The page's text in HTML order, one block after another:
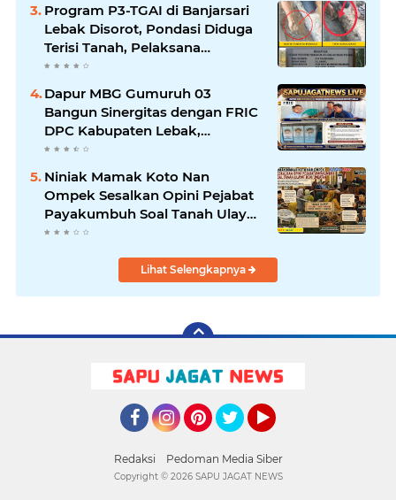
Program P3-TGAI di Banjarsari
Lebak Disorot, Pondasi Diduga
Terisi Tanah, Pelaksana
Terancam Sanksi Berat Hingga
Dapur MBG Gumuruh 03
Bangun Sinergitas dengan FRIC
DPC Kabupaten Lebak,
Komitmen Jalankan SOP BGN
Pusat
Niniak Mamak Koto Nan
Ompek Sesalkan Opini Pejabat
Payakumbuh Soal Tanah Ulayat
Demi Jabatan
Lihat Selengkapnya
Redaksi Pedoman Media Siber
Copyright © 2026 SAPU JAGAT NEWS